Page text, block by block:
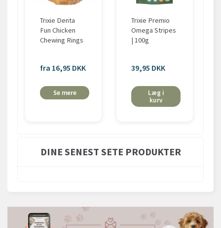
Trixie Denta
Fun Chicken
Chewing Rings
fra 16,95 DKK
Se mere
Trixie Premio
Omega Stripes
| 100g
39,95 DKK
Læg i
kurv
DINE SENEST SETE PRODUKTER